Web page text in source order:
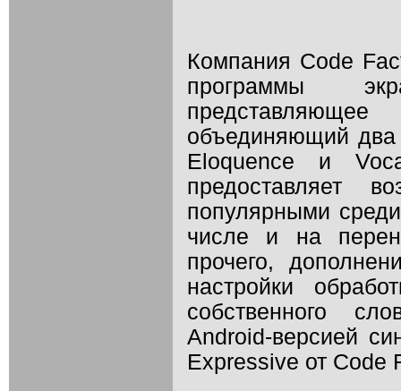
Компания Code
программы
объединяющий два
Eloquence и
предоставляет
популярными
числе и на
прочего,
настройки
собственного
Android-версией
Expressive от Code